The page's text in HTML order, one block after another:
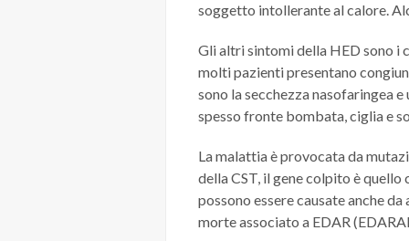
soggetto intollerante al calore.
Gli altri sintomi della HED sono i
molti pazienti presentano
sono la secchezza nasofaringea
spesso fronte bombata, ciglia e
La malattia è provocata da
della CST, il gene colpito è
possono essere causate anche
morte associato a EDAR